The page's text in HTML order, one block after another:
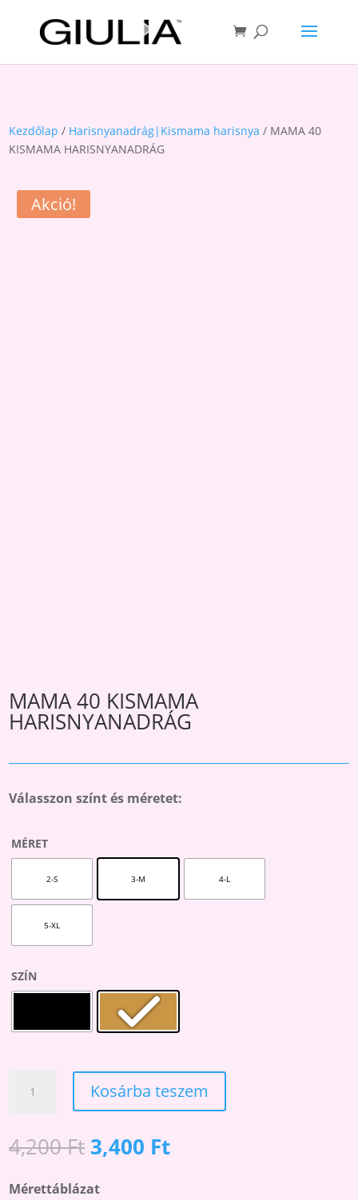
Kezdőlap / Harisnyanadrág|Kismama harisnya / MAMA 40
KISMAMA HARISNYANADRÁG
Akció!
MAMA 40 KISMAMA
HARISNYANADRÁG
Válasszon színt és méretet:
MÉRET
2-S 3-M 4-L
5-XL
SZÍN
MENNYISÉG
Kosárba teszem
4,200Ft Original
price
was:
3,400 FtCurrent
price
Mérettáblázat